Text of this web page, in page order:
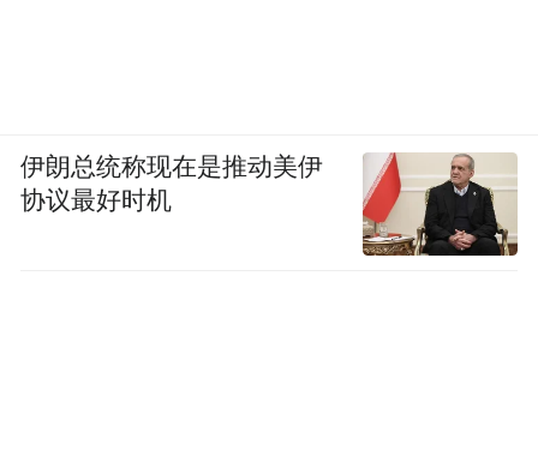
伊朗总统称现在是推动美伊
协议最好时机